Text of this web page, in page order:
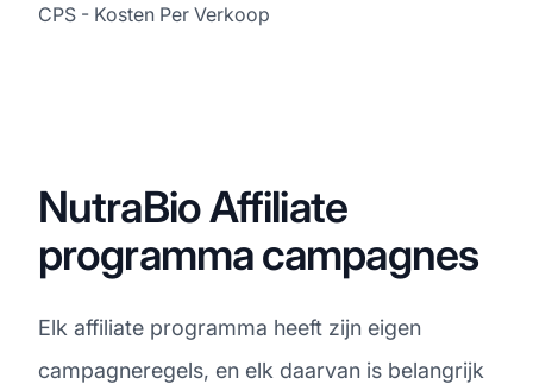
CPS - Kosten Per Verkoop
NutraBio Affiliate
programma campagnes
Elk affiliate programma heeft zijn eigen
campagneregels, en elk daarvan is belangrijk